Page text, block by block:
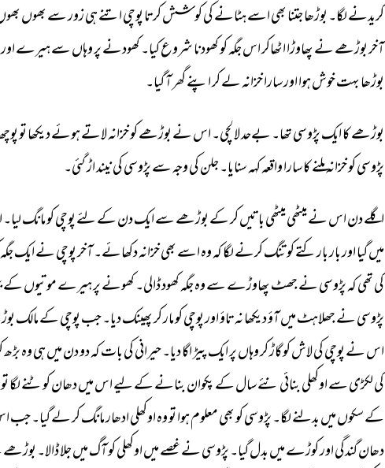
کریدنے لگا۔ بوڑھا جتنا بھی اسے ہٹانے کی کوشش کرتا پوچی اتنے ہی زور سے بھوں
آخر بوڑھے نے پھاوڑا اٹھاکر اس جگہ کو کھودنا شروع کیا۔ کھودنے پر وہاں سے ہیرے اور
بوڑھا بہت خوش ہوا اور سارا خزانہ لے کر اپنے گھر آ گیا۔
بوڑھے کا ایک پڑوسی تھا۔ بےحد لالچی۔ اس نے بوڑھے کو خزانہ لاتے ہوئے دیکھا تو
پڑوسی کو خزانہ ملنے کا سارا واقعہ کہہ سنایا۔ جلن کی وجہ سے پڑوسی کی نیند اڑ گئی۔
اگلے دن اس نے میٹھی میٹھی باتیں کر کے بوڑھے سے ایک دن کے لئے پوچی کو مانگ لیا۔
میں گیا اور بار بار کتے کو تنگ کرنے لگا کہ وہ اسے بھی خزانہ دکھائے۔ آخر پوچی نے ایک جگہ
کی تھی کہ پڑوسی نے جھٹ پھاوڑے سے وہ جگہ کھود ڈالی۔ کھونے پر ہیرے موتیوں کے
پڑوسی نے جھلاہٹ میں آؤ دیکھا نہ تاؤ اور پوچی کو مار کر پھینک دیا۔ جب پوچی کے مالک
اس نے پوچی کی لاش کو گاڑ کر وہاں پر ایک پیڑ اگا دیا۔ حیرانی کی بات کہ دو دن میں ہی وہ بڑھ
کی لکڑی سے اوکھلی بنائی نئے سال کے پکوان بنانے کے لیے اس میں دھان کوٹنے لگا تو
کے سکوں میں بدلنے لگا۔ پڑوسی کو بھی معلوم ہوا تو وہ اوکھلی ادھار مانگ کر لے گیا۔ جب
دھان گندگی اور کوڑے میں بدل گیا۔ پڑوسی نے غصے میں اوکھلی کو آگ میں جلا ڈالا۔ بوڑھے